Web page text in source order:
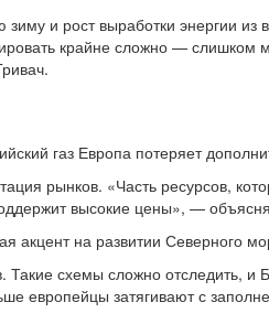
и рост выработки энергии
крайне сложно —
газ Европа потеряет
рынков. «Часть ресурсов,
высокие цены», —
на развитии Северного
схемы сложно отследить,
европейцы затягивают с